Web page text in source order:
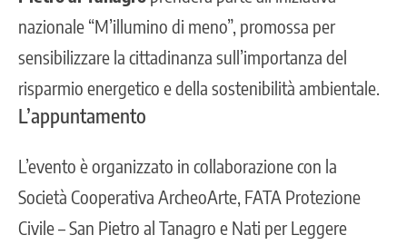
nazionale “M’illumino di meno”, promossa per
sensibilizzare la cittadinanza sull’importanza del
risparmio energetico e della sostenibilità ambientale.
L’appuntamento
L’evento è organizzato in collaborazione con la
Società Cooperativa ArcheoArte, FATA Protezione
Civile – San Pietro al Tanagro e Nati per Leggere